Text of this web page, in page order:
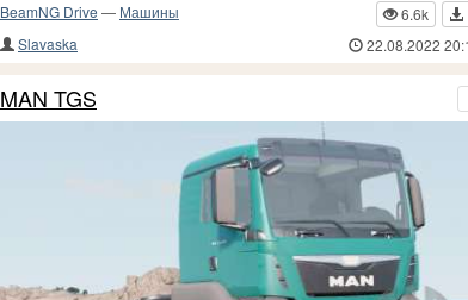
BeamNG Drive — Машины 6.6k
Slavaska
22.08.2022
MAN TGS